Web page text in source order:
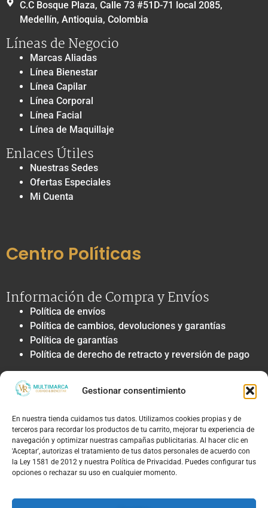
Gestionar consentimiento
En nuestra tienda cuidamos tus datos. Utilizamos cookies propias y de
terceros para recordar los productos de tu carrito, mejorar tu experiencia de
navegación y optimizar nuestras campañas publicitarias. Al hacer clic en
'Aceptar', autorizas el tratamiento de tus datos personales de acuerdo con
la Ley 1581 de 2012 y nuestra Política de Privacidad. Puedes configurar tus
opciones o rechazar su uso en cualquier momento.
C.C Bosque Plaza, Calle 73 #51D-71 local 2085,
Medellín, Antioquia, Colombia
Líneas de Negocio
Marcas Aliadas
Línea Bienestar
Línea Capilar
Línea Corporal
Línea Facial
Línea de Maquillaje
Enlaces Útiles
Nuestras Sedes
Ofertas Especiales
Mi Cuenta
Centro Políticas
Información de Compra y Envíos
Política de envíos
Política de cambios, devoluciones y garantías
Política de garantías
Política de derecho de retracto y reversión de pago
Privacidad y Tratamiento de Datos
Política de privacidad y tratamiento de datos
Autorización de contacto, marketing y
comunicaciones comerciales
Política de cookies
Términos Legales y Soporte